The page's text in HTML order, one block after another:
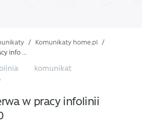
/ Komunikaty home.pl /
info ...
komunikat
w pracy infolinii